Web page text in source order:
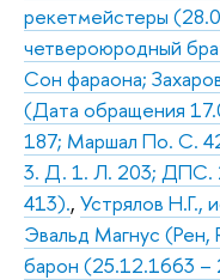
рекетмейстеры
четвероюродный
Сон фараона;
(Дата обращения
187; Маршал По. С.
3. Д. 1. Л. 203; ДПС.
413)., Устрялов Н.Г.,
Эвальд Магнус (Рен,
барон (25.12.1663